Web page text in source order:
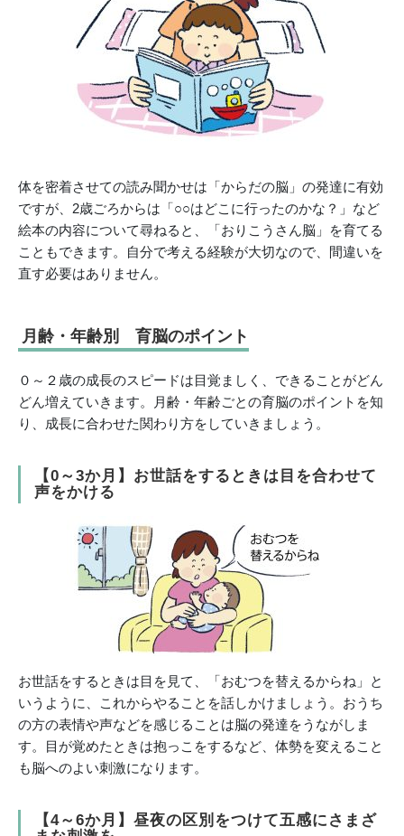
体を密着させての読み聞かせは「からだの脳」の発達に有効
ですが、2歳ごろからは「○○はどこに行ったのかな？」など
絵本の内容について尋ねると、「おりこうさん脳」を育てる
こともできます。自分で考える経験が大切なので、間違いを
直す必要はありません。
月齢・年齢別 育脳のポイント
０～２歳の成長のスピードは目覚ましく、できることがどん
どん増えていきます。月齢・年齢ごとの育脳のポイントを知
り、成長に合わせた関わり方をしていきましょう。
【0～3か月】お世話をするときは目を合わせて
声をかける
お世話をするときは目を見て、「おむつを替えるからね」と
いうように、これからやることを話しかけましょう。おうち
の方の表情や声などを感じることは脳の発達をうながしま
す。目が覚めたときは抱っこをするなど、体勢を変えること
も脳へのよい刺激になります。
【4～6か月】昼夜の区別をつけて五感にさまざ